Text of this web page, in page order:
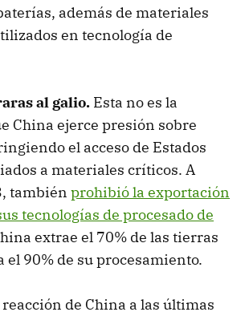
además de materiales
en tecnología de
al galio. Esta no es la
China ejerce presión sobre
el acceso de Estados
a materiales críticos. A
también prohibió la exportación
tecnologías de procesado de
extrae el 70% de las tierras
el 90% de su procesamiento.
de China a las últimas